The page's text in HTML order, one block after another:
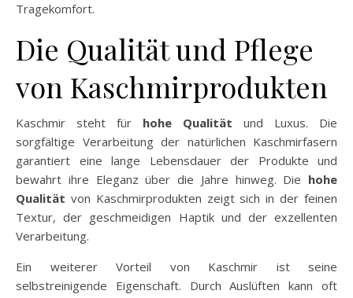
Tragekomfort.
Die Qualität und Pflege
von Kaschmirprodukten
Kaschmir steht für hohe Qualität und Luxus. Die
sorgfältige Verarbeitung der natürlichen Kaschmirfasern
garantiert eine lange Lebensdauer der Produkte und
bewahrt ihre Eleganz über die Jahre hinweg. Die hohe
Qualität von Kaschmirprodukten zeigt sich in der feinen
Textur, der geschmeidigen Haptik und der exzellenten
Verarbeitung.
Ein weiterer Vorteil von Kaschmir ist seine
selbstreinigende Eigenschaft. Durch Auslüften kann oft